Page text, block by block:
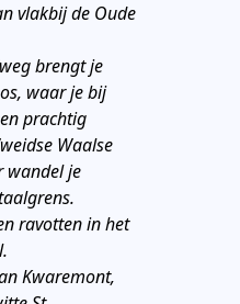
vlakbij de Oude
brengt je
waar je bij
prachtig
Waalse
wandel je
ravotten in het
Kwaremont,